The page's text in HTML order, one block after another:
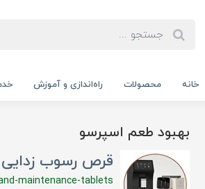
خانه محصولات راه‌اندازی و آموزش
بهبود طعم اسپرسو
قرص رسوب زدایی
maintenance-tablets